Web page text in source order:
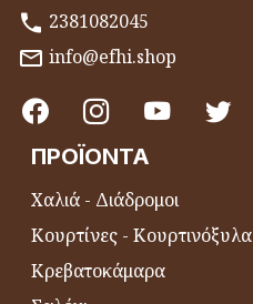
2381082045
info@efhi.shop
ΠΡΟΪΌΝΤΑ
Χαλιά - Διάδρομοι
Κουρτίνες - Κουρτινόξυλα
Κρεβατοκάμαρα